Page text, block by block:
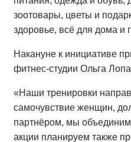
зоотовары, цветы и
здоровье, всё для дома и
Накануне к инициативе
фитнес-студии Ольга
«Наши тренировки
самочувствие женщин,
партнёром, мы
акции планируем также